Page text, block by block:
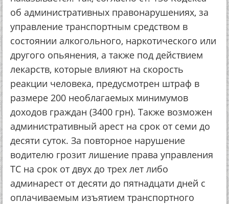
об административных правонарушениях, за
управление транспортным средством в
состоянии алкогольного, наркотического или
другого опьянения, а также под действием
лекарств, которые влияют на скорость
реакции человека, предусмотрен штраф в
размере 200 необлагаемых минимумов
доходов граждан (3400 грн). Также возможен
административный арест на срок от семи до
десяти суток. За повторное нарушение
водителю грозит лишение права управления
ТС на срок от двух до трех лет либо
админарест от десяти до пятнадцати дней с
оплачиваемым изъятием транспортного